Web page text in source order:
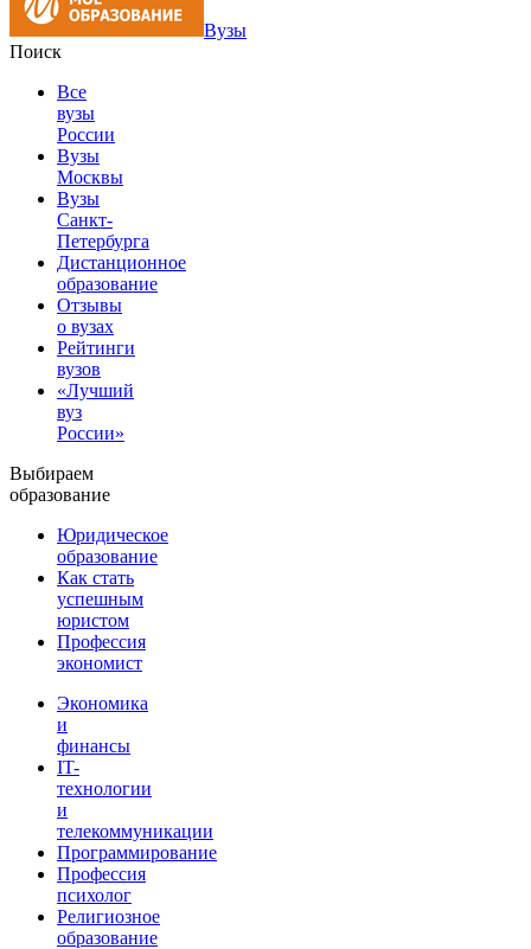
Вузы
Поиск
Все
вузы
России
Вузы
Москвы
Вузы
Санкт-
Петербурга
Дистанционное
образование
Отзывы
о вузах
Рейтинги
вузов
«Лучший
вуз
России»
Выбираем
образование
Юридическое
образование
Как стать
успешным
юристом
Профессия
экономист
Экономика
и
финансы
IT-
технологии
и
телекоммуникации
Программирование
Профессия
психолог
Религиозное
образование